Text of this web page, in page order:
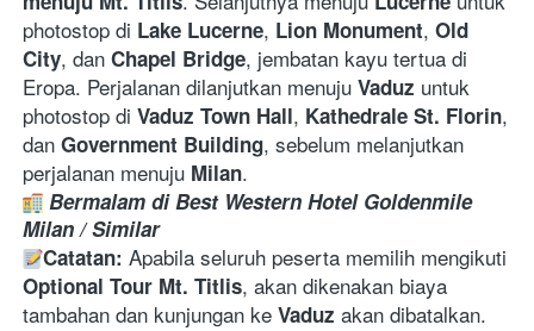
photostop di Lake Lucerne, Lion Monument, Old
City, dan Chapel Bridge, jembatan kayu tertua di
Eropa. Perjalanan dilanjutkan menuju Vaduz untuk
photostop di Vaduz Town Hall, Kathedrale St. Florin,
dan Government Building, sebelum melanjutkan
perjalanan menuju Milan.
Bermalam di Best Western Hotel Goldenmile
Milan / Similar
Catatan:
Optional Tour Mt. Titlis, akan dikenakan biaya
tambahan dan kunjungan ke Vaduz akan dibatalkan.